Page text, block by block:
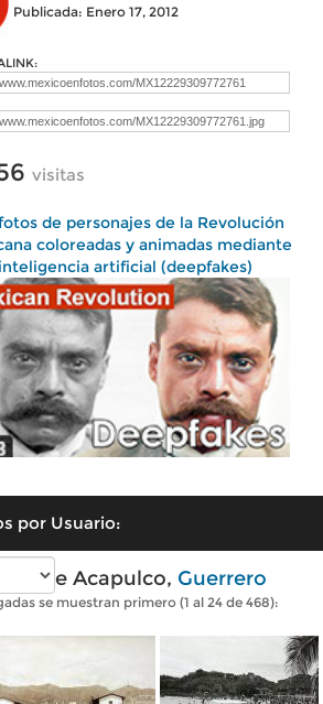
Publicada: Enero 17, 2012
visitas
de personajes de la Revolución
coloreadas y animadas mediante
inteligencia artificial (deepfakes)
por Usuario:
de Acapulco, Guerrero
se muestran primero (1 al 24 de 468):